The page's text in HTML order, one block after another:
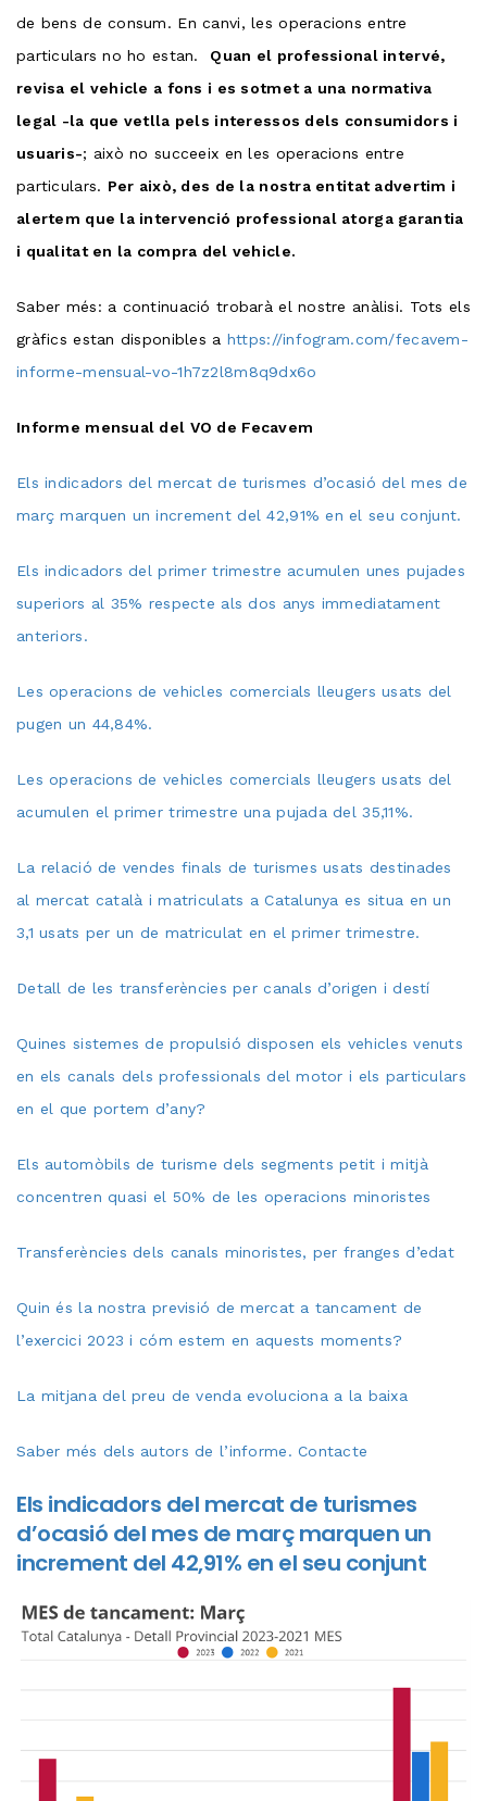
de bens de consum. En canvi, les operacions entre
particulars no ho estan. Quan el professional intervé,
revisa el vehicle a fons i es sotmet a una normativa
legal -la que vetlla pels interessos dels consumidors i
usuaris-; això no succeeix en les operacions entre
particulars. Per això, des de la nostra entitat advertim i
alertem que la intervenció professional atorga garantia
i qualitat en la compra del vehicle.
Saber més: a continuació trobarà el nostre anàlisi. Tots els
gràfics estan disponibles a https://infogram.com/fecavem-
informe-mensual-vo-1h7z2l8m8q9dx6o
Informe mensual del VO de Fecavem
Els indicadors del mercat de turismes d’ocasió del mes de
març marquen un increment del 42,91% en el seu conjunt.
Els indicadors del primer trimestre acumulen unes pujades
superiors al 35% respecte als dos anys immediatament
anteriors.
Les operacions de vehicles comercials lleugers usats del
pugen un 44,84%.
Les operacions de vehicles comercials lleugers usats del
acumulen el primer trimestre una pujada del 35,11%.
La relació de vendes finals de turismes usats destinades
al mercat català i matriculats a Catalunya es situa en un
3,1 usats per un de matriculat en el primer trimestre.
Detall de les transferències per canals d’origen i destí
Quines sistemes de propulsió disposen els vehicles venuts
en els canals dels professionals del motor i els particulars
en el que portem d’any?
Els automòbils de turisme dels segments petit i mitjà
concentren quasi el 50% de les operacions minoristes
Transferències dels canals minoristes, per franges d’edat
Quin és la nostra previsió de mercat a tancament de
l’exercici 2023 i cóm estem en aquests moments?
La mitjana del preu de venda evoluciona a la baixa
Saber més dels autors de l’informe. Contacte
Els indicadors del mercat de turismes
d’ocasió del mes de març marquen un
increment del 42,91% en el seu conjunt